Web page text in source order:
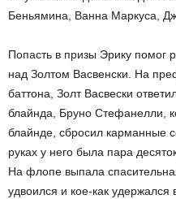
Беньямина, Ванна Маркуса,
Попасть в призы Эрику помог
над Золтом Васвенски. На
баттона, Золт Васвески
блайнда, Бруно Стефанелли,
блайнде, сбросил карманные
руках у него была пара
На флопе выпала
удвоился и кое-как удержался